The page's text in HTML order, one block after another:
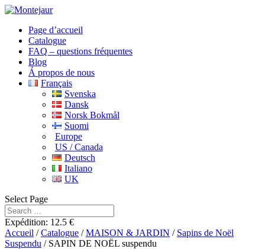
Page d’accueil
Catalogue
FAQ – questions fréquentes
Blog
Á propos de nous
Français
Svenska
Dansk
Norsk Bokmål
Suomi
Europe
US / Canada
Deutsch
Italiano
UK
Select Page
Expédition: 12.5 €
Accueil /Catalogue /MAISON & JARDIN / Sapins de Noël
Suspendu / SAPIN DE NOËL suspendu